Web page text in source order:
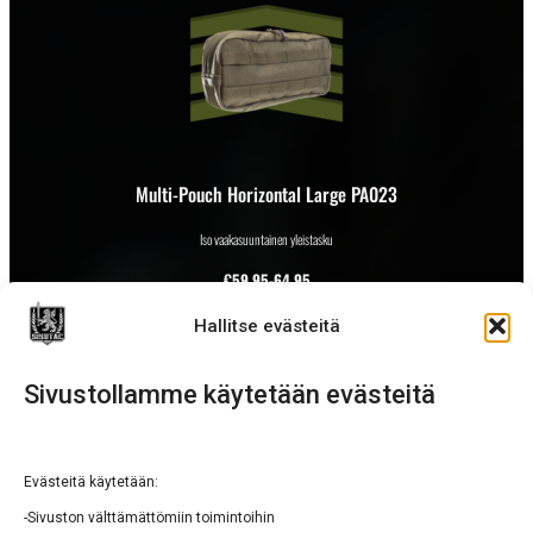
Hallitse evästeitä
Sivustollamme käytetään evästeitä
Evästeitä käytetään:
-Sivuston välttämättömiin toimintoihin
Multi-Pouch Horizontal Large PA023
Iso vaakasuuntainen yleistasku
€59,95-64,95